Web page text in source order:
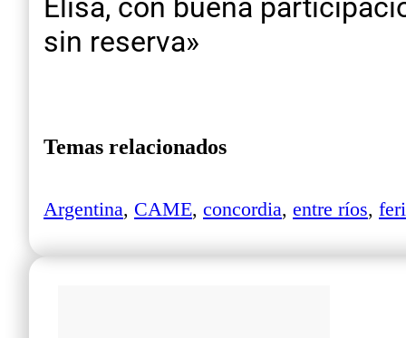
Elisa, con buena
sin reserva»
Temas relacionados
Argentina, CAME, concordia, entre ríos,